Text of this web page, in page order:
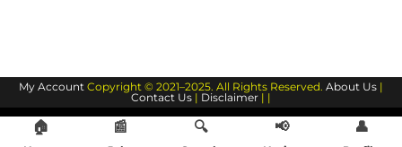
My Account Copyright © 2021–2025. All Rights Reserved. About Us |
Contact Us | Disclaimer | |
🏠 📰 🔍 📢 👤